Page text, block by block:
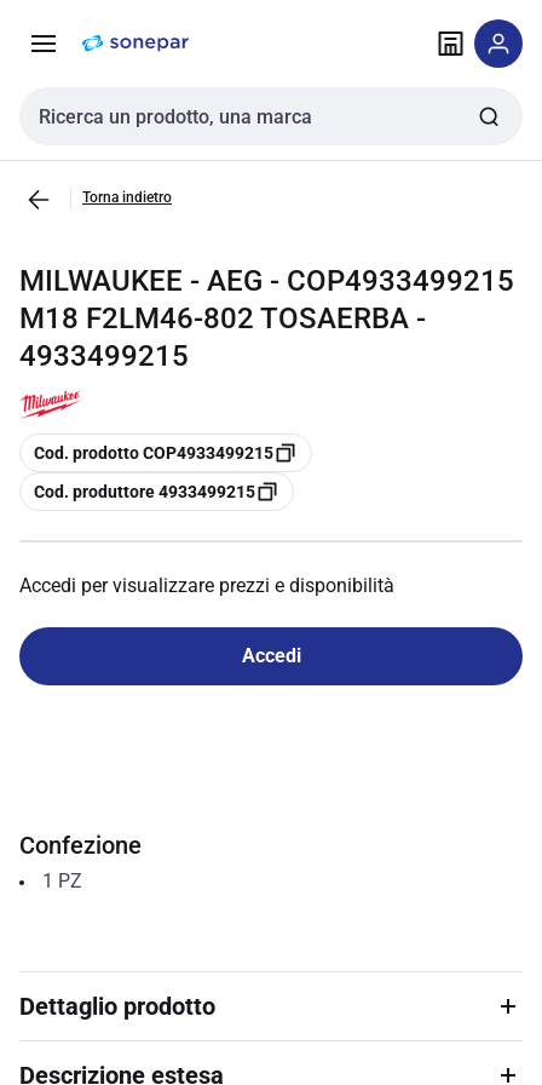
navigazione alla
Cerca input
Torna indietro
MILWAUKEE - AEG - COP4933499215
M18 F2LM46-802 TOSAERBA -
4933499215
copia
Cod. prodotto COP4933499215
copia
Cod. produttore 4933499215
Accedi per visualizzare prezzi e disponibilità
Accedi
Confezione
1 PZ
Dettaglio prodotto
Descrizione estesa